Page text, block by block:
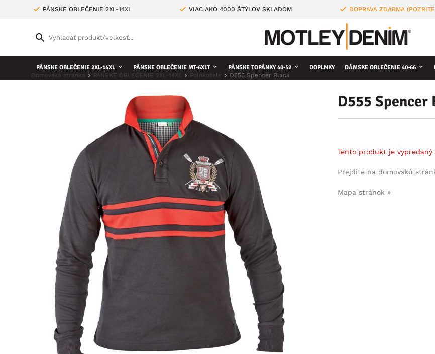
PÁNSKE OBLEČENIE 2XL-14XL VIAC AKO 4000 ŠTÝLOV SKLADOM DOPRAVA ZDARMA
PÁNSKE OBLEČENIE 2XL-14XL PÁNSKE OBLEČENIE MT-6XLT PÁNSKE TOPÁNKY 40-52 DOPLNKY DÁMSKE OBLEČENIE 40-66
Domovská stránka PÁNSKE OBLEČENIE 2XL-14XL Polokošele D555 Spencer Black
D555 Spencer
Tento produkt je
Prejdite na domovskú
Mapa stránok »